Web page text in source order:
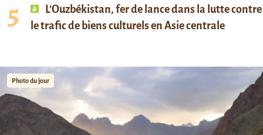
L’Ouzbékistan, fer de lance dans la lutte contre
le trafic de biens culturels en Asie centrale
Photo du jour